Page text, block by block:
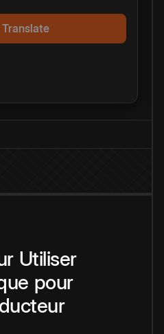
Translate
Utiliser
pour